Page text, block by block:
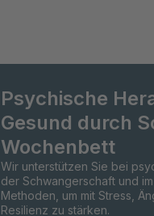
Psychische
Gesund durch
Wochenbett
Wir unterstützen Sie bei
der Schwangerschaft und
Methoden, um mit Stress,
Resilienz zu stärken.